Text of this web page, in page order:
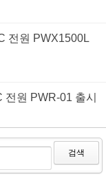
전원 PWX1500L
원 PWR-01 출시
검색